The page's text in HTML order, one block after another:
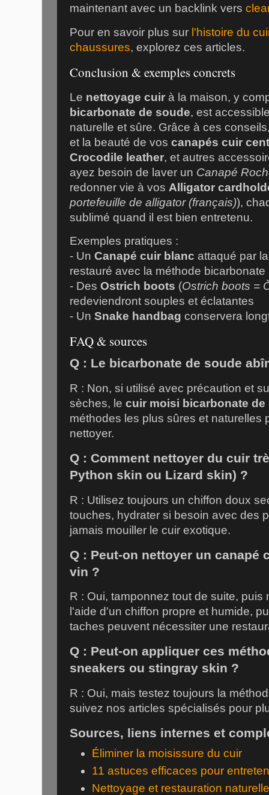
maintenant avec un backlink vers
Pour en savoir plus sur l'histoire du
chaussures, explorez ces articles.
Conclusion & exemples concrets
Le nettoyage cuir à la maison, y
bicarbonate de soude, est
naturelle et sûre. Grâce à ces
et la beauté de vos canapés cuir
Crocodile leather, et autres
ayez besoin de laver un Canapé
redonner vie à vos Alligator
portefeuille de alligator (français)),
sublimé quand il est bien entretenu.
Exemples pratiques :
- Un Canapé cuir blanc attaqué par
restauré avec la méthode bicarbonate
- Des Ostrich boots (Ostrich boots =
redeviendront souples et éclatantes
- Un Snake handbag conservera
FAQ & sources
Q : Le bicarbonate de soude
R : Non, si utilisé avec précaution et
sèches, le cuir moisi bicarbonate de
méthodes les plus sûres et naturelles
nettoyer.
Q : Comment nettoyer du cuir
Python skin ou Lizard skin) ?
R : Utilisez toujours un chiffon doux
touches, hydrater si besoin avec des
jamais mouiller le cuir exotique.
Q : Peut-on nettoyer un canapé
vin ?
R : Oui, tamponnez tout de suite, puis
l'aide d'un chiffon propre et humide,
taches peuvent nécessiter une
Q : Peut-on appliquer ces
sneakers ou stingray skin ?
R : Oui, mais testez toujours la
suivez nos articles spécialisés pour
Sources, liens internes et
Éliminer la moisissure du cuir
11 astuces efficaces pour
Nettoyage et restauration